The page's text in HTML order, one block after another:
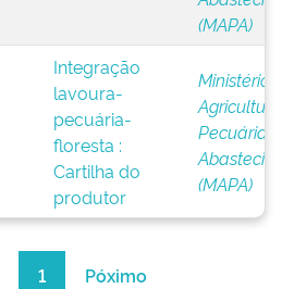
(MAPA)
Integração
lavoura-
pecuária-
floresta :
Cartilha do
produtor
Ministério
Pecuária e
(MAPA)
1 Póximo